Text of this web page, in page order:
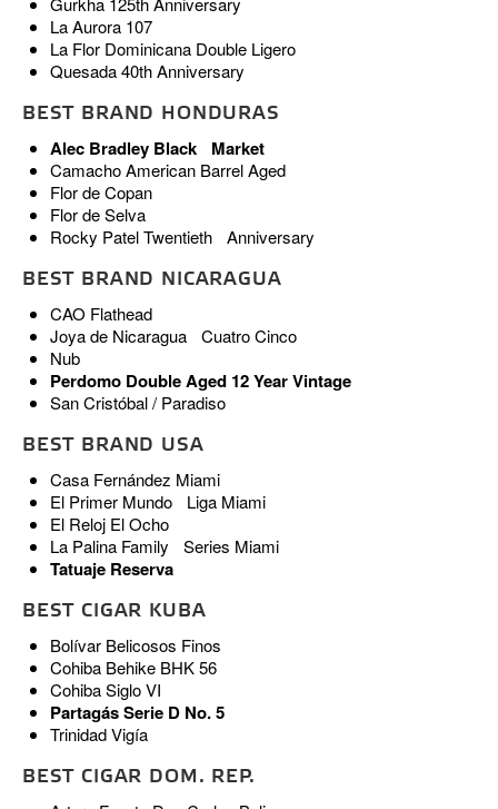
La Aurora 107
La Flor Dominicana Double Ligero
Quesada 40th Anniversary
BEST BRAND HONDURAS
Alec Bradley Black Market
Camacho American Barrel Aged
Flor de Copan
Flor de Selva
Rocky Patel Twentieth Anniversary
BEST BRAND NICARAGUA
CAO Flathead
Joya de Nicaragua Cuatro Cinco
Nub
Perdomo Double Aged 12 Year Vintage
San Cristóbal / Paradiso
BEST BRAND USA
Casa Fernández Miami
El Primer Mundo Liga Miami
El Reloj El Ocho
La Palina Family Series Miami
Tatuaje Reserva
BEST CIGAR KUBA
Bolívar Belicosos Finos
Cohiba Behike BHK 56
Cohiba Siglo VI
Partagás Serie D No. 5
Trinidad Vigía
BEST CIGAR DOM. REP.